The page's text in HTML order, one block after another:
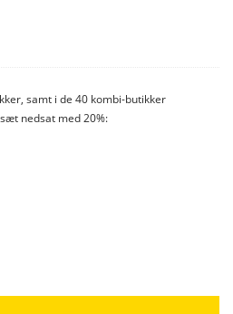
samt i de 40 kombi-butikker
nedsat med 20%: